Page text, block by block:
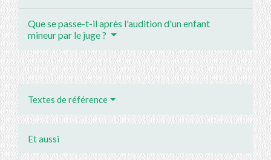
Que se passe-t-il après l'audition d'un enfant
mineur par le juge ?
Textes de référence
Et aussi